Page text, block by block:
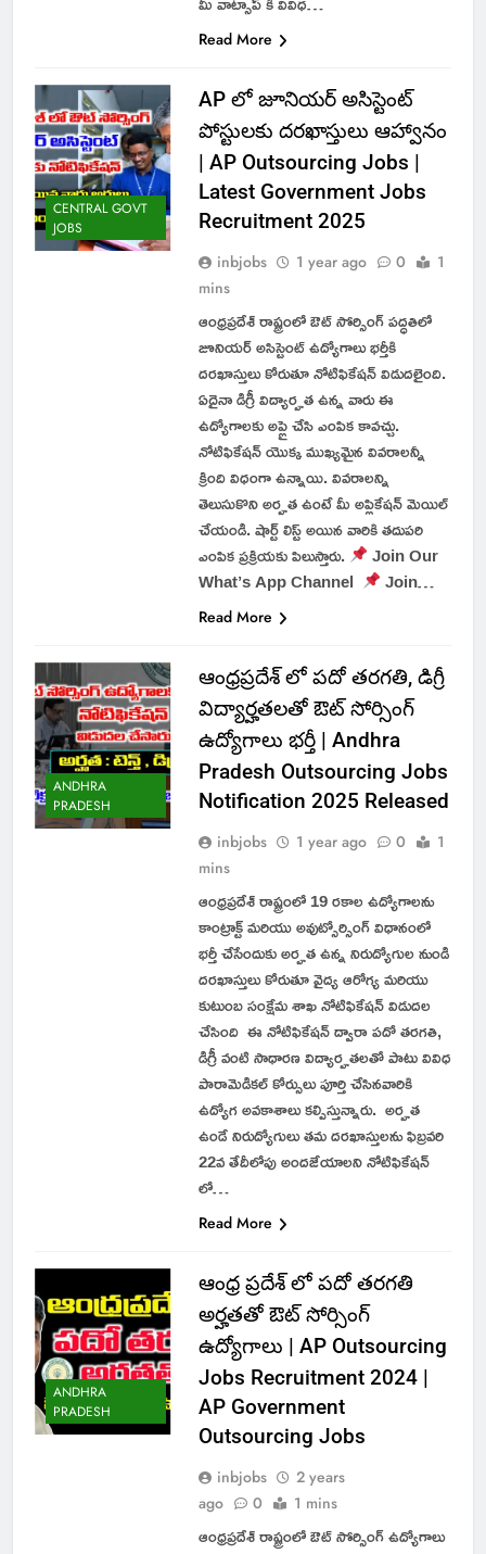
Read More
CENTRAL GOVT
JOBS
AP లో జూనియర్ అసిస్టెంట్
పోస్టులకు దరఖాస్తులు ఆహ్వానం
| AP Outsourcing Jobs |
Latest Government Jobs
Recruitment 2025
inbjobs 1 year ago 0
1
mins
ఆంధ్రప్రదేశ్ రాష్ట్రంలో ఔట్ సోర్సింగ్ పద్ధతిలో
జూనియర్ అసిస్టెంట్ ఉద్యోగాలు భర్తీకి
దరఖాస్తులు కోరుతూ నోటిఫికేషన్ విడుదలైంది.
ఏదైనా డిగ్రీ విద్యార్హత ఉన్న వారు ఈ
ఉద్యోగాలకు అప్లై చేసి ఎంపిక కావచ్చు.
నోటిఫికేషన్ యొక్క ముఖ్యమైన వివరాలన్నీ
క్రింది విధంగా ఉన్నాయి. వివరాలన్ని
తెలుసుకొని అర్హత ఉంటే మీ అప్లికేషన్ మెయిల్
చేయండి. షార్ట్ లిస్ట్ అయిన వారికి తదుపరి
ఎంపిక ప్రక్రియకు పిలుస్తారు.
Join Our
What’s App Channel
Join…
Read More
ANDHRA
PRADESH
ఆంధ్రప్రదేశ్ లో పదో తరగతి, డిగ్రీ
విద్యార్హతలతో ఔట్ సోర్సింగ్
ఉద్యోగాలు భర్తీ | Andhra
Pradesh Outsourcing Jobs
Notification 2025 Released
inbjobs 1 year ago 0
1
mins
ఆంధ్రప్రదేశ్ రాష్ట్రంలో 19 రకాల ఉద్యోగాలను
కాంట్రాక్ట్ మరియు అవుట్సోర్సింగ్ విధానంలో
భర్తీ చేసేందుకు అర్హత ఉన్న నిరుద్యోగుల నుండి
దరఖాస్తులు కోరుతూ వైద్య ఆరోగ్య మరియు
కుటుంబ సంక్షేమ శాఖ నోటిఫికేషన్ విడుదల
చేసింది ఈ నోటిఫికేషన్ ద్వారా పదో తరగతి,
డిగ్రీ వంటి సాధారణ విద్యార్హతలతో పాటు వివిధ
పారామెడికల్ కోర్సులు పూర్తి చేసినవారికి
ఉద్యోగ అవకాశాలు కల్పిస్తున్నారు. అర్హత
ఉండే నిరుద్యోగులు తమ దరఖాస్తులను ఫిబ్రవరి
22వ తేదీలోపు అందజేయాలని నోటిఫికేషన్
లో…
Read More
ANDHRA
PRADESH
ఆంధ్ర ప్రదేశ్ లో పదో తరగతి
అర్హతతో ఔట్ సోర్సింగ్
ఉద్యోగాలు | AP Outsourcing
Jobs Recruitment 2024 |
AP Government
Outsourcing Jobs
inbjobs
2 years
ago
0 1 mins
ఆంధ్రప్రదేశ్ రాష్ట్రంలో ఔట్ సోర్సింగ్ ఉద్యోగాలు